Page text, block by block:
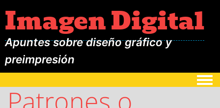
Imagen Digital
Apuntes sobre diseño gráfico y
preimpresión
Patrones o